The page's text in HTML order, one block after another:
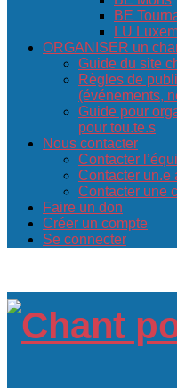
BE
LU
ORGANISER un
Guide du site
Règles de
(événements,
Guide pour
pour tou.te.s
Nous contacter
Contacter
Contacter un.e
Contacter une
Faire un don
Créer un compte
Se connecter